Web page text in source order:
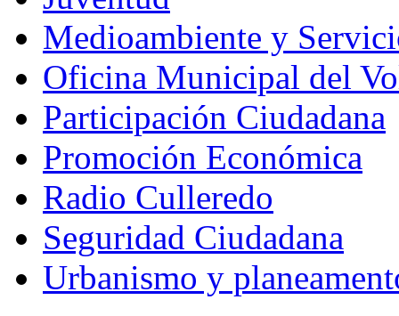
Medioambiente y
Oficina Municipal del
Participación Ciudadana
Promoción Económica
Radio Culleredo
Seguridad Ciudadana
Urbanismo y